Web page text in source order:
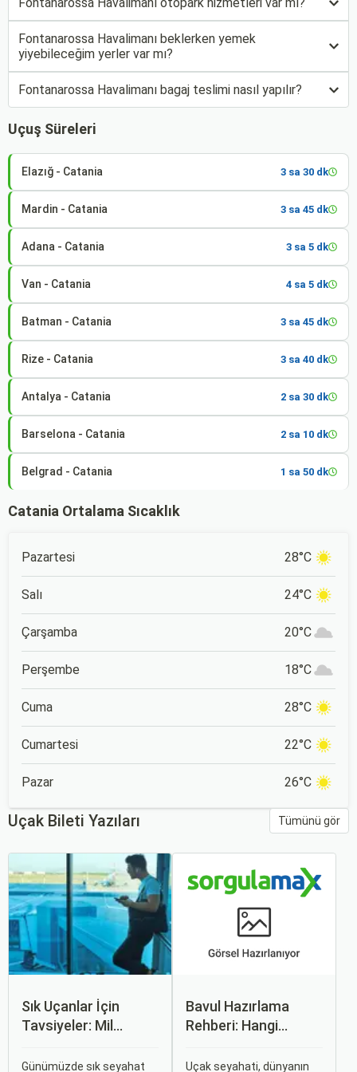
Fontanarossa Havalimanı beklerken yemek
yiyebileceğim yerler var mı?
Fontanarossa Havalimanı bagaj teslimi nasıl yapılır?
Uçuş Süreleri
Elazığ - Catania 3 sa 30 dk
Mardin - Catania 3 sa 45 dk
Adana - Catania 3 sa 5 dk
Van - Catania 4 sa 5 dk
Batman - Catania 3 sa 45 dk
Rize - Catania 3 sa 40 dk
Antalya - Catania 2 sa 30 dk
Barselona - Catania 2 sa 10 dk
Belgrad - Catania 1 sa 50 dk
Catania Ortalama Sıcaklık
Pazartesi 28°C
Salı 24°C
Çarşamba 20°C
Perşembe 18°C
Cuma 28°C
Cumartesi 22°C
Pazar 26°C
Uçak Bileti Yazıları Tümünü gör
Sık Uçanlar İçin
Tavsiyeler: Mil
Günümüzde sık seyahat
Bavul Hazırlama
Rehberi: Hangi
Alınmalı?
Uçak seyahati, dünyanın